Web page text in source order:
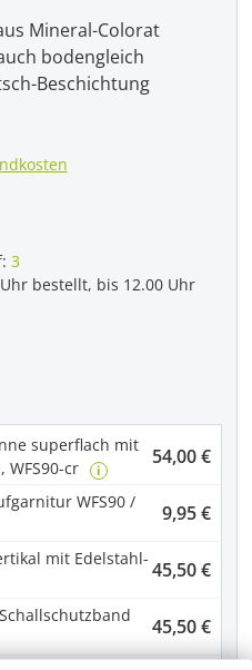
3
bestellt, bis 12.00 Uhr
Mineral-Colorat
bodengleich
Beschichtung
superflach mit
cr
i
54,00 €
WFS90 /
9,95 €
mit Edelstahl- 45,50 €
45,50 €